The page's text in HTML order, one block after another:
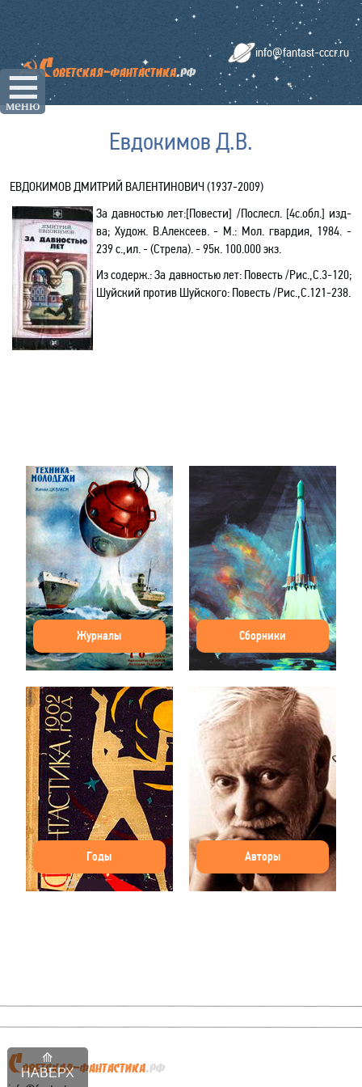
☰
меню
НАВЕРХ
info@fantast-cccr.ru
Евдокимов Д.В.
ЕВДОКИМОВ ДМИТРИЙ ВАЛЕНТИНОВИЧ (1937-2009)
За давностью лет:[Повести] /Послесл. [4с.обл.] изд-
ва; Худож. В.Алексеев. - М.: Мол. гвардия, 1984. -
239 с.,ил. - (Стрела). - 95к. 100.000 экз.
Из содерж.: За давностью лет: Повесть /Рис.,С.3-120;
Шуйский против Шуйского: Повесть /Рис.,С.121-238.
Журналы Сборники
Годы Авторы